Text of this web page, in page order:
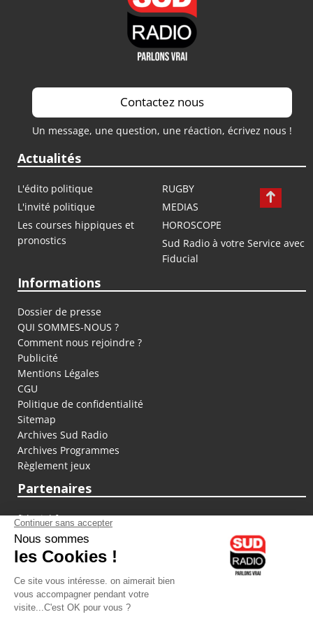
Contactez nous
Un message, une question, une réaction, écrivez nous !
Actualités
L'édito politique
RUGBY
L'invité politique
MEDIAS
Les courses hippiques et
pronostics
HOROSCOPE
Sud Radio à votre Service avec
Fiducial
Informations
Dossier de presse
QUI SOMMES-NOUS ?
Comment nous rejoindre ?
Publicité
Mentions Légales
CGU
Politique de confidentialité
Sitemap
Archives Sud Radio
Archives Programmes
Règlement jeux
Partenaires
fiducial.fr
lyoncapitale.fr
olympique-et-lyonnais.com
L'application Iphone / Android
Téléchargez l'application